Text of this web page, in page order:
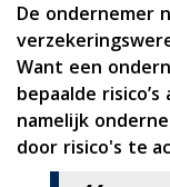
De ondernemer
Want een
bepaalde
namelijk
door risico's te